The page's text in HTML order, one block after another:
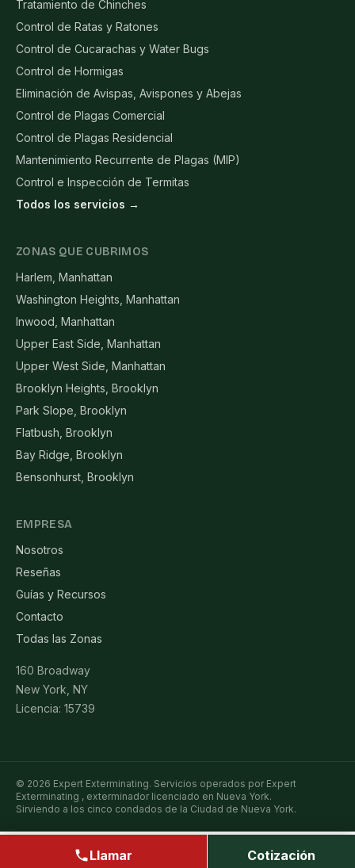
Tratamiento de Chinches
Control de Ratas y Ratones
Control de Cucarachas y Water Bugs
Control de Hormigas
Eliminación de Avispas, Avispones y Abejas
Control de Plagas Comercial
Control de Plagas Residencial
Mantenimiento Recurrente de Plagas (MIP)
Control e Inspección de Termitas
Todos los servicios →
ZONAS QUE CUBRIMOS
Harlem, Manhattan
Washington Heights, Manhattan
Inwood, Manhattan
Upper East Side, Manhattan
Upper West Side, Manhattan
Brooklyn Heights, Brooklyn
Park Slope, Brooklyn
Flatbush, Brooklyn
Bay Ridge, Brooklyn
Bensonhurst, Brooklyn
EMPRESA
Nosotros
Reseñas
Guías y Recursos
Contacto
Todas las Zonas
160 Broadway
New York, NY
Licencia: 15739
© 2026 Expert Exterminating. Servicios operados por Expert
Exterminating , exterminador licenciado en Nueva York.
Sirviendo a los cinco condados de la Ciudad de Nueva York.
Llamar Cotización